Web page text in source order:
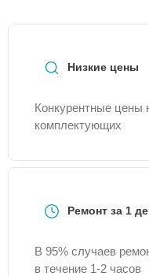
Низкие цены
Конкурентные цены
комплектующих
Ремонт за 1
В 95% случаев
в течение 1-2 часов